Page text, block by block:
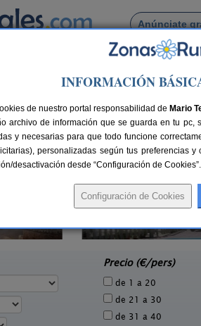
Anúnciate
Busca por pueblo
> Arenys de Munt
de Arenys de Munt
El Mas de Tous
Precio (€/pers)
de 1 a 20
de 21 a 30
de 31 a 40
INFORMACIÓN
de nuestro portal responsabilidad de Mario
archivo de información que se guarda en tu
y necesarias para que todo funcione
personalizadas según tus preferencias
desactivación desde “Configuración de